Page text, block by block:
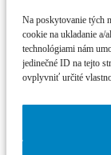
Na poskytovanie tých
cookie na ukladanie a/
technológiami nám
jedinečné ID na tejto
ovplyvniť určité
Svätý Otec
arcibiskupa
S touto